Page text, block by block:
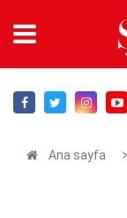
Ana sayfa